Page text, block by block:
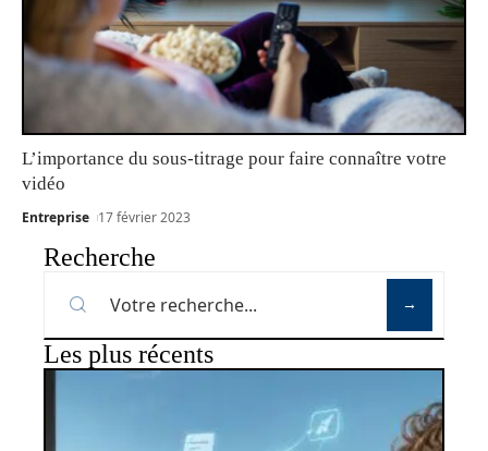
L’importance du sous-titrage pour faire connaître votre
vidéo
Entreprise 17 février 2023
Recherche
Les plus récents